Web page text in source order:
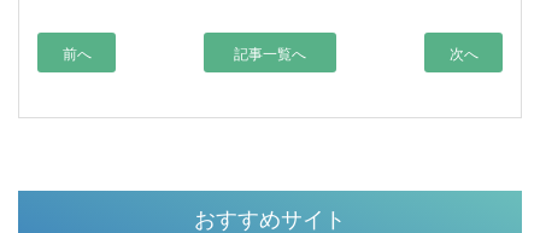
前へ 記事一覧へ 次へ
おすすめサイト